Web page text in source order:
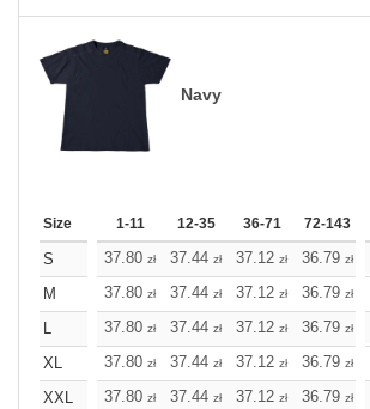
Navy
Size 1-11 12-35 36-71 72-143
S 37.80 zł 37.44 zł 37.12 zł 36.79 zł
M
37.80 zł 37.44 zł 37.12 zł 36.79 zł
L
37.80 zł 37.44 zł 37.12 zł 36.79 zł
XL
37.80 zł 37.44 zł 37.12 zł 36.79 zł
XXL
37.80 zł 37.44 zł 37.12 zł 36.79 zł